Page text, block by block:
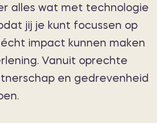
alles wat met technologie
jij je kunt focussen op
impact kunnen maken
Vanuit oprechte
en gedrevenheid